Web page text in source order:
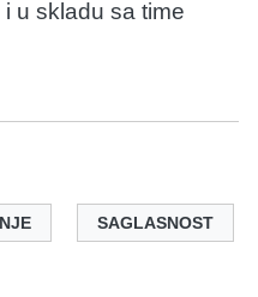
u skladu sa time
SAGLASNOST